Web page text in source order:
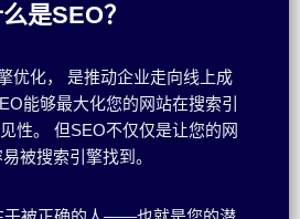
是SEO？
优化， 是推动企业走向线上成
能够最大化您的网站在搜索引
性。 但SEO不仅仅是让您的网
被搜索引擎找到。